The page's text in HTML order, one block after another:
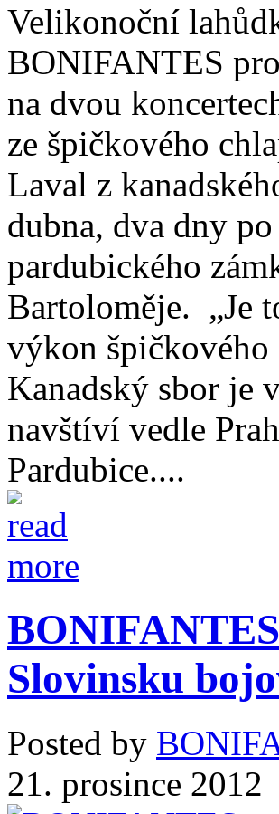
Velikonoční
BONIFANTES
na dvou
ze špičkového
Laval z
dubna, dva dny
pardubického
Bartoloměje. „Je
výkon špičkového
Kanadský sbor je
navštíví vedle
Pardubice....
Slovinsku
Posted by
21. prosince 2012